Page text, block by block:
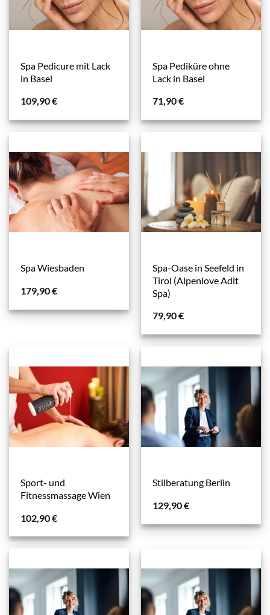
Spa Pedicure mit Lack
in Basel
109,90€
Spa Pediküre ohne
Lack in Basel
71,90€
Spa Wiesbaden
179,90€
Spa-Oase in Seefeld in
Tirol (Alpenlove Adlt
Spa)
79,90€
Sport- und
Fitnessmassage Wien
102,90€
Stilberatung Berlin
129,90€